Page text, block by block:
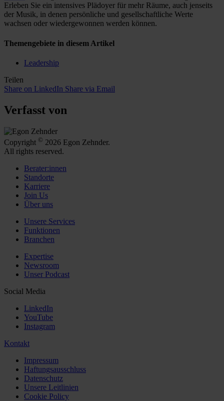
Erleben Sie ein intensives Plädoyer für mehr Räume, auch jenseits
der Musik, in denen persönliche und gesellschaftliche Werte
wachsen oder wiedergewonnen werden können.
Themengebiete in diesem Artikel
Leadership
Teilen
Share on LinkedIn Share via Email
Verfasst von
Copyright © 2026 Egon Zehnder.
All rights reserved.
Berater:innen
Standorte
Karriere
Join Us
Über uns
Unsere Services
Funktionen
Branchen
Expertise
Newsroom
Unser Podcast
Social Media
LinkedIn
YouTube
Instagram
Kontakt
Impressum
Haftungsausschluss
Datenschutz
Unsere Leitlinien
Cookie Policy